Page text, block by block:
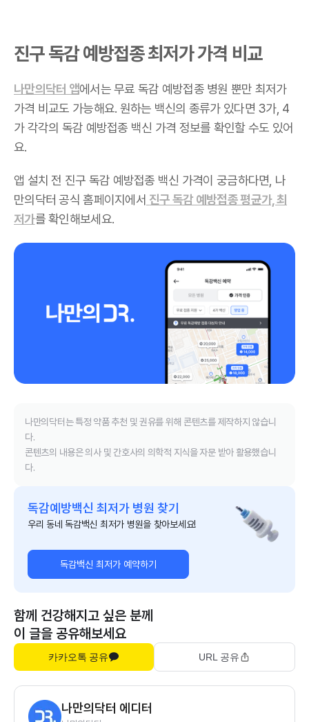
진구 독감 예방접종 최저가 가격 비교
나만의닥터 앱에서는 무료 독감 예방접종 병원 뿐만 최저가
가격 비교도 가능해요. 원하는 백신의 종류가 있다면 3가, 4
가 각각의 독감 예방접종 백신 가격 정보를 확인할 수도 있어
요.
앱 설치 전 진구 독감 예방접종 백신 가격이 궁금하다면, 나
만의닥터 공식 홈페이지에서 진구 독감 예방접종 평균가, 최
저가를 확인해보세요.
나만의닥터는 특정 약품 추천 및 권유를 위해 콘텐츠를 제작하지 않습니
다.
콘텐츠의 내용은 의사 및 간호사의 의학적 지식을 자문 받아 활용했습니
다.
독감예방백신 최저가 병원 찾기
우리 동네 독감백신 최저가 병원을 찾아보세요!
독감백신 최저가 예약하기
함께 건강해지고 싶은 분께
이 글을 공유해보세요
카카오톡 공유 URL 공유
나만의닥터 에디터